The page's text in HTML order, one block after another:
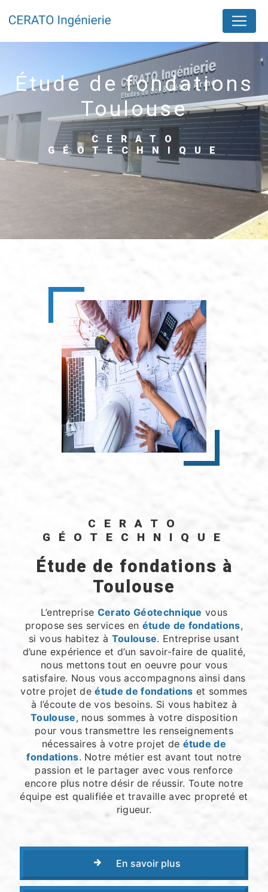
étude de fondations
Toulouse
CERATO
GÉOTECHNIQUE
CERATO
GÉOTECHNIQUE
étude de fondations à
Toulouse
L’entreprise Cerato Géotechnique vous
propose ses services en étude de fondations,
si vous habitez à Toulouse. Entreprise usant
d’une expérience et d’un savoir-faire de qualité,
nous mettons tout en oeuvre pour vous
satisfaire. Nous vous accompagnons ainsi dans
votre projet deétude de fondations et sommes
à l’écoute de vos besoins. Si vous habitez à
Toulouse, nous sommes à votre disposition
pour vous transmettre les renseignements
nécessaires à votre projet de étude de
fondations. Notre métier est avant tout notre
passion et le partager avec vous renforce
encore plus notre désir de réussir. Toute notre
équipe est qualifiée et travaille avec propreté et
rigueur.
En savoir plus